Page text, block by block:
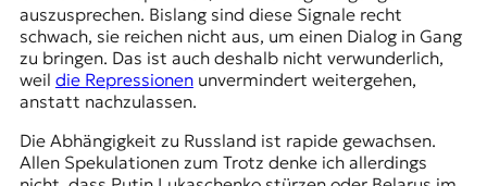
s
m
u
s
u
n
d
M
e
auszusprechen. Bislang sind diese Signale recht
schwach, sie reichen nicht aus, um einen Dialog in Gang
zu bringen. Das ist auch deshalb nicht verwunderlich,
weil die Repressionenunvermindert weitergehen,
anstatt nachzulassen.
Die Abhängigkeit zu Russland ist rapide gewachsen.
Allen Spekulationen zum Trotz denke ich allerdings